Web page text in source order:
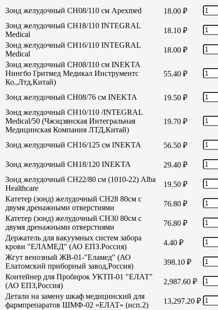
Зонд желудочный СН08/110 см Apexmed 18.00 ₽
Зонд желудочный СН18/110 INTEGRAL
Medical
18.10 ₽
Зонд желудочный СН16/110 INTEGRAL
Medical
18.00 ₽
Зонд желудочный СН08/110 см INEKTA
Нингбо Гритмед Медикал Инструментс
Ко.,Лтд,Китай)
55.40 ₽
Зонд желудочный СН08/76 см INEKTA 19.50 ₽
Зонд желудочный СН10/110 /INTEGRAL
Medical/50 (Чжэцзянская Интегральная
Медицинская Компания ЛТД,Китай)
19.70 ₽
Зонд желудочный СН16/125 см INEKTA 56.50 ₽
Зонд желудочный СН18/120 INEKTA 29.40 ₽
Зонд желудочный СН22/80 см (1010-22) Alba
Healthcare
19.50 ₽
Катетер (зонд) желудочный СН28 80см с
двумя дренажными отверстиями
76.80 ₽
Катетер (зонд) желудочный СН30 80см с
двумя дренажными отверстиями
76.80 ₽
Держатель для вакуумных систем забора
крови "ЕЛАМЕД" (АО ЕПЗ.Россия)
4.40 ₽
Жгут венозный ЖВ-01-"Еламед" (АО
Елатомский приборный завод,Россия)
398.10 ₽
Контейнер для Пробирок УКТП-01 "ЕЛАТ"
(АО ЕПЗ,Россия)
2,987.60 ₽
Детали на замену шкаф медицинский для
фармпрепаратов ШМФ-02 «ЕЛАТ» (исп.2)
13,297.20 ₽